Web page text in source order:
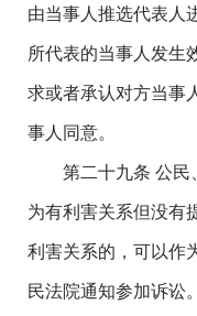
由当事人推选代表人
所代表的当事人发生
求或者承认对方当事
事人同意。
第二十九条 公民
为有利害关系但没有
利害关系的，可以作
民法院通知参加诉讼。